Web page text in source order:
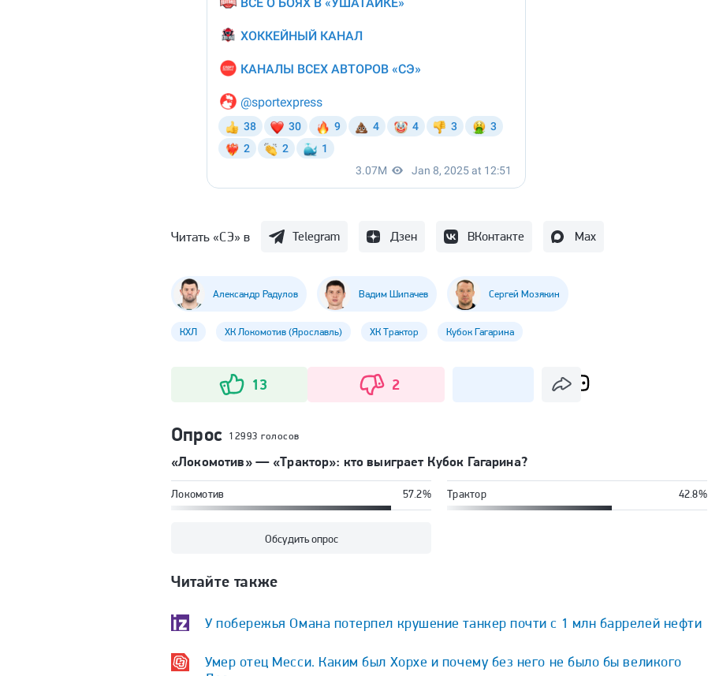
Читать «СЭ» в Telegram Дзен ВКонтакте Max
Александр Радулов Вадим Шипачев Сергей Мозякин
КХЛ ХК Локомотив (Ярославль) ХК Трактор Кубок Гагарина
13 2
Опрос 12993 голосов
«Локомотив» — «Трактор»: кто выиграет Кубок Гагарина?
Локомотив 57.2% Трактор 42.8%
Обсудить опрос
Читайте также
У побережья Омана потерпел крушение танкер почти с 1 млн баррелей нефти
Умер отец Месси. Каким был Хорхе и почему без него не было бы великого